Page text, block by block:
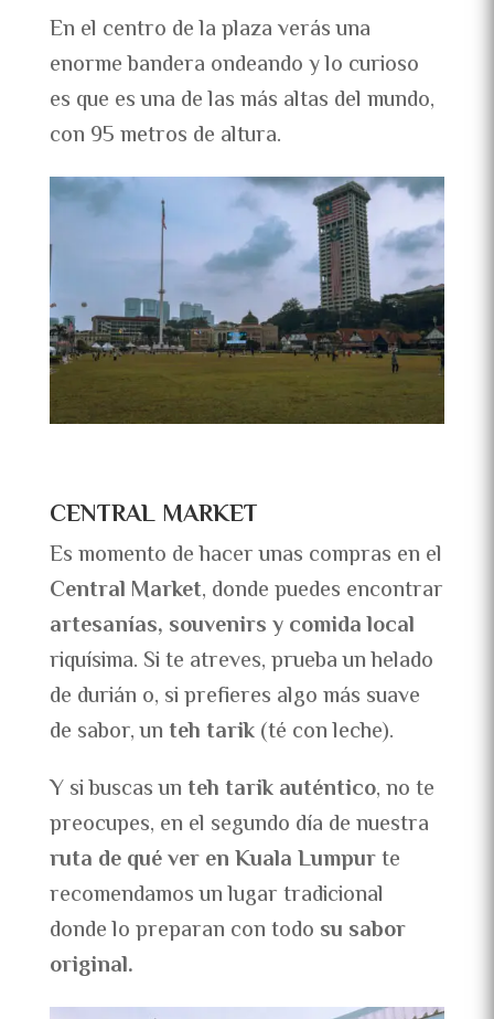
En el centro de la plaza verás una
enorme bandera ondeando y lo curioso
es que es una de las más altas del mundo,
con 95 metros de altura.
CENTRAL MARKET
Es momento de hacer unas compras en el
Central Market, donde puedes encontrar
artesanías, souvenirs y comida local
riquísima. Si te atreves, prueba un helado
de durián o, si prefieres algo más suave
de sabor, unteh tarik(té con leche).
Y si buscas unteh tarik auténtico, no te
preocupes, en el segundo día de nuestra
ruta de qué ver en Kuala Lumpurte
recomendamos un lugar tradicional
donde lo preparan con todo su sabor
original.